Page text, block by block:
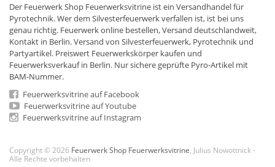
Der Feuerwerk Shop Feuerwerksvitrine ist ein Versandhandelfür
Pyrotechnik. Wer dem Silvesterfeuerwerk verfallen ist, ist bei uns
genau richtig. Feuerwerk online bestellen,Versand deutschlandweit,
Kontakt in Berlin. Versand von Silvesterfeuerwerk, Pyrotechnik und
Partyartikel. Preiswert Feuerwerkskörper kaufen und
Feuerwerksverkauf in Berlin. Nur sichere geprüfte Pyro-Artikel mit
BAM-Nummer.
Feuerwerksvitrine auf Facebook
Feuerwerksvitrine auf Youtube
Feuerwerksvitrine auf Instagram
Copyright © 2026 Feuerwerk Shop Feuerwerksvitrine , Julius Nowottnick -
Alle Rechte vorbehalten